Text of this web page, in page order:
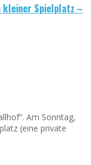
kleiner Spielplatz –
Am Sonntag,
(eine private